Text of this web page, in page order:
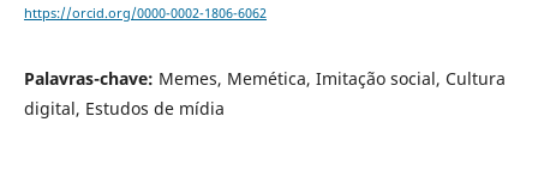
https://orcid.org/0000-0002-1806-6062
Palavras-chave: Memes, Memética, Imitação social, Cultura
digital, Estudos de mídia